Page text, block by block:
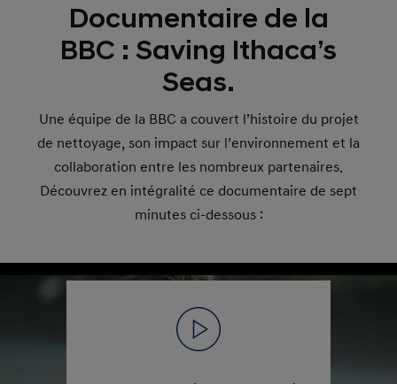
Documentaire de la
BBC : Saving Ithaca’s
Seas.
Une équipe de la BBC a couvert l’histoire du projet
de nettoyage, son impact sur l’environnement et la
collaboration entre les nombreux partenaires.
Découvrez en intégralité ce documentaire de sept
minutes ci-dessous :